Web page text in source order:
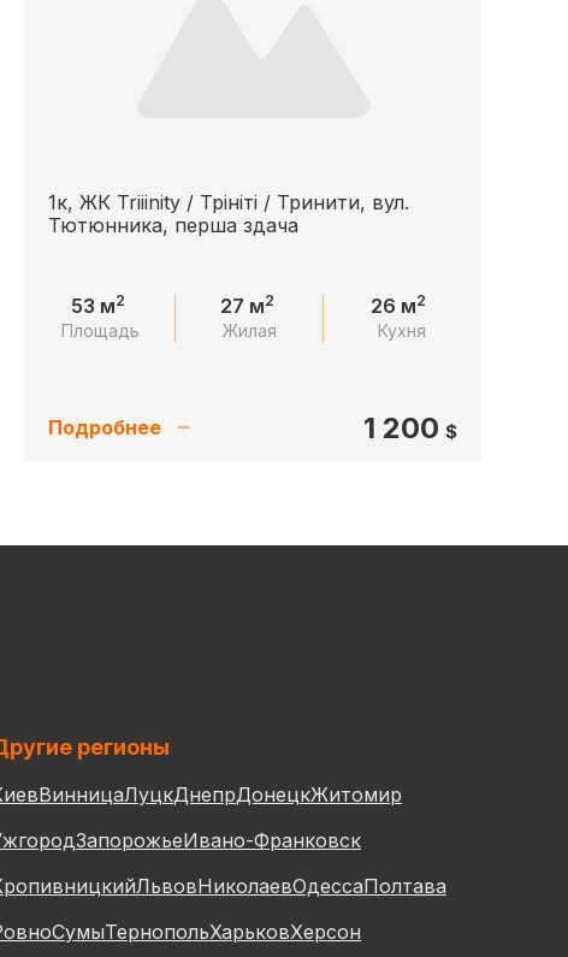
1к, ЖК Triiinity / Трініті / Тринити, вул.
Тютюнника, перша здача
53 м2
Площадь
27 м2
Жилая
26 м2
Кухня
Подробнее 1 200 $
регионы
ВинницаЛуцкДнепрДонецкЖитомир
ЗапорожьеИвано-Франковск
ЛьвовНиколаевОдессаПолтава
СумыТернопольХарьковХерсон